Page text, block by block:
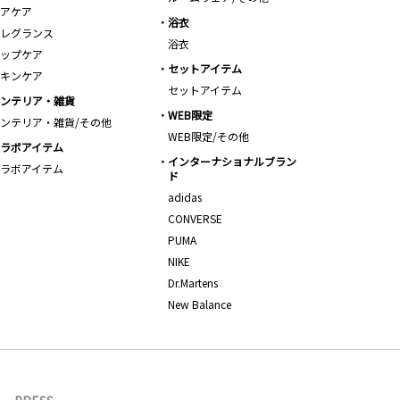
ケア
グランス
プケア
ンケア
浴衣
浴衣
セットアイテム
セットアイテム
テリア・雑貨
テリア・雑貨/その他
WEB限定
WEB限定/その他
ボアイテム
ボアイテム
インターナショナルブラン
ド
adidas
CONVERSE
PUMA
NIKE
Dr.Martens
New Balance